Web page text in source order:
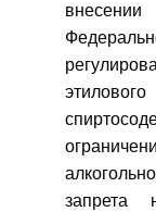
запрета